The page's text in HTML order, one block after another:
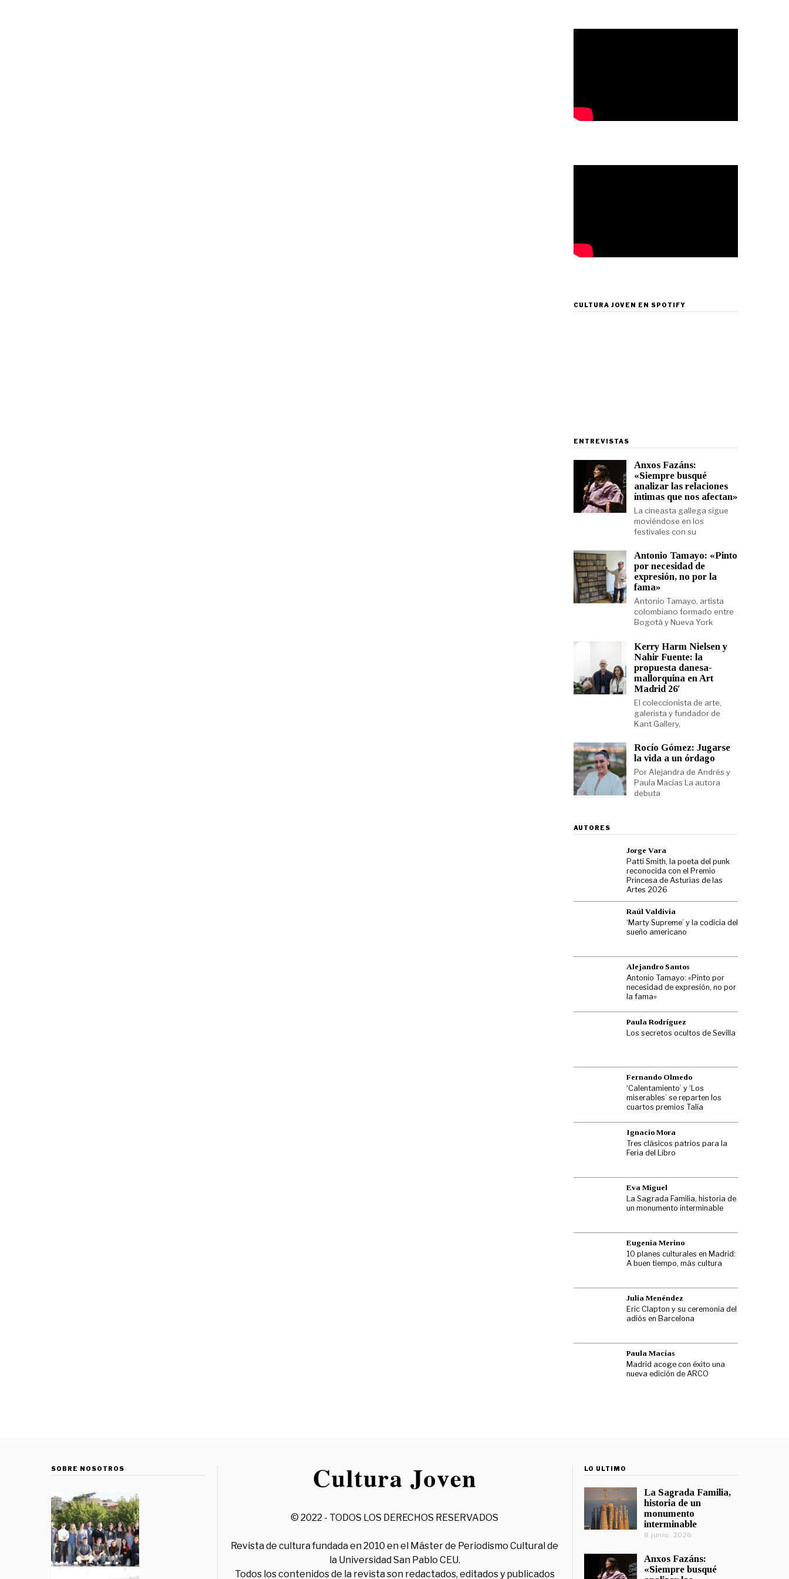
CULTURA JOVEN EN SPOTIFY
ENTREVISTAS
Anxos Fazáns:
«Siempre busqué
analizar las relaciones
íntimas que nos afectan»
La cineasta gallega sigue
moviéndose en los
festivales con su
Antonio Tamayo: «Pinto
por necesidad de
expresión, no por la
fama»
Antonio Tamayo, artista
colombiano formado entre
Bogotá y Nueva York
Kerry Harm Nielsen y
Nahir Fuente: la
propuesta danesa-
mallorquina en Art
Madrid 26′
El coleccionista de arte,
galerista y fundador de
Kant Gallery,
Rocío Gómez: Jugarse
la vida a un órdago
Por Alejandra de Andrés y
Paula Macías La autora
debuta
AUTORES
Jorge Vara
Patti Smith, la poeta del punk
reconocida con el Premio
Princesa de Asturias de las
Artes 2026
Raúl Valdivia
‘Marty Supreme’ y la codicia del
sueño americano
Alejandro Santos
Antonio Tamayo: «Pinto por
necesidad de expresión, no por
la fama»
Paula Rodríguez
Los secretos ocultos de Sevilla
Fernando Olmedo
‘Calentamiento’ y ‘Los
miserables’ se reparten los
cuartos premios Talía
Ignacio Mora
Tres clásicos patrios para la
Feria del Libro
Eva Miguel
La Sagrada Familia, historia de
un monumento interminable
Eugenia Merino
10 planes culturales en Madrid:
A buen tiempo, más cultura
Julia Menéndez
Eric Clapton y su ceremonia del
adiós en Barcelona
Paula Macías
Madrid acoge con éxito una
nueva edición de ARCO
SOBRE NOSOTROS
© 2022 - TODOS LOS DERECHOS RESERVADOS
Revista de cultura fundada en 2010 en el Máster de Periodismo Cultural de
la Universidad San Pablo CEU.
Todos los contenidos de la revista son redactados, editados y publicados
LO ÚLTIMO
La Sagrada Familia,
historia de un
monumento
interminable
8 junio, 2026
Anxos Fazáns:
«Siempre busqué